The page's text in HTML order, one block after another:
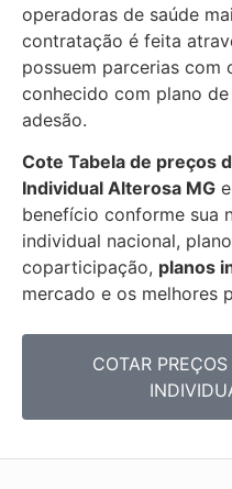
operadoras de saúde
contratação é feita
possuem parcerias com
conhecido com plano
adesão.
Cote Tabela de preços
Individual Alterosa MG
benefício conforme sua
individual nacional,
coparticipação, planos
mercado e os melhores
COTAR